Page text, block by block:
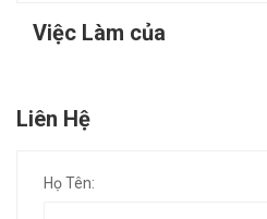
Việc Làm của
Liên Hệ
Họ Tên: